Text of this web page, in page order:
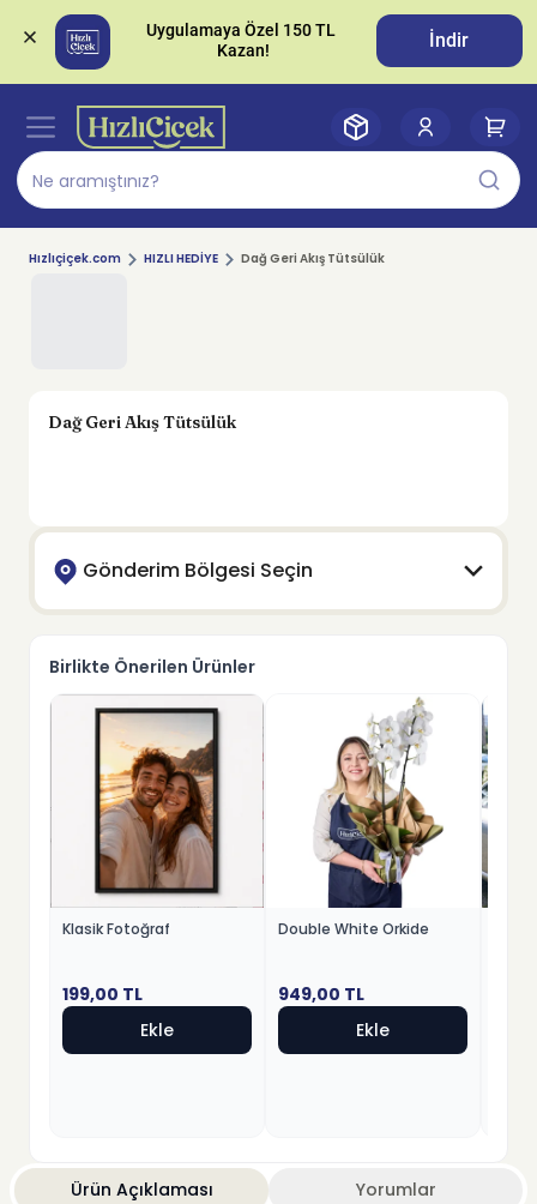
Uygulamaya Özel 150 TL
İndir
Hızlıçiçek.com HIZLI HEDİYE Dağ Geri Akış Tütsülük
Dağ Geri Akış Tütsülük
Gönderim Bölgesi Seçin
Birlikte Önerilen Ürünler
Klasik Fotoğraf
199,00 TL
Ekle
Double White Orkide
949,00 TL
Ekle
Ürün Açıklaması Yorumlar